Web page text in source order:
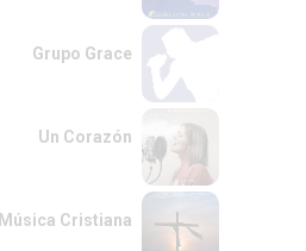
Grupo Grace
Un Corazón
Música Cristiana